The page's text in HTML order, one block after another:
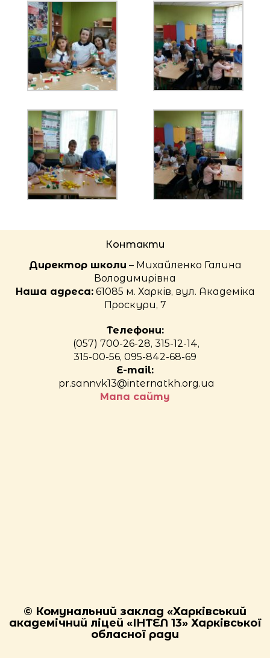
Контакти
Директор школи – Михайленко Галина
Володимирівна
Наша адреса:61085 м. Харків, вул. Академіка
Проскури, 7
Телефони:
(057) 700-26-28, 315-12-14,
315-00-56, 095-842-68-69
E-mail:
pr.sannvk13@internatkh.org.ua
Мапа сайту
© Комунальний заклад «Харківський
академічний ліцей «ІНТЕЛ 13» Харківської
обласної ради